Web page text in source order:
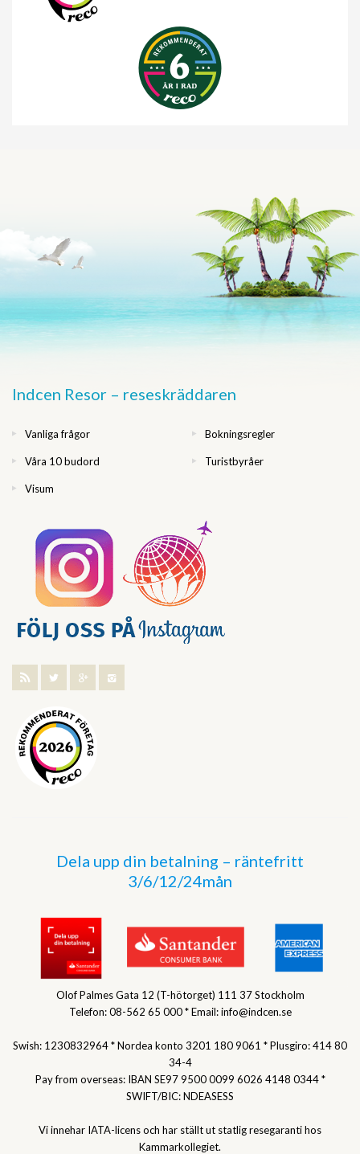
Indcen Resor – reseskräddaren
Vanliga frågor Bokningsregler
Våra 10 budord Turistbyråer
Visum
Dela upp din betalning – räntefritt
3/6/12/24mån
Olof Palmes Gata 12 (T-hötorget) 111 37 Stockholm
Telefon: 08-562 65 000 * Email: info@indcen.se
Swish: 1230832964 * Nordea konto 3201 180 9061 * Plusgiro: 414 80
34-4
Pay from overseas: IBAN SE97 9500 0099 6026 4148 0344 *
SWIFT/BIC: NDEASESS
Vi innehar IATA-licens och har ställt ut statlig resegaranti hos
Kammarkollegiet.